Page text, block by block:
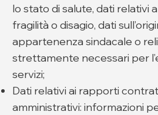
lo stato di salute, dati relativi
fragilità o disagio, dati
appartenenza sindacale o
strettamente necessari per
servizi;
Dati relativi ai rapporti
amministrativi: informazioni